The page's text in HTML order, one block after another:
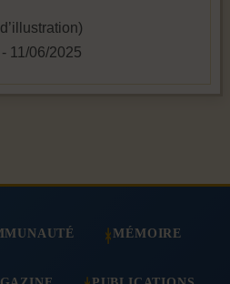
11/06/2025
MÉMOIRE